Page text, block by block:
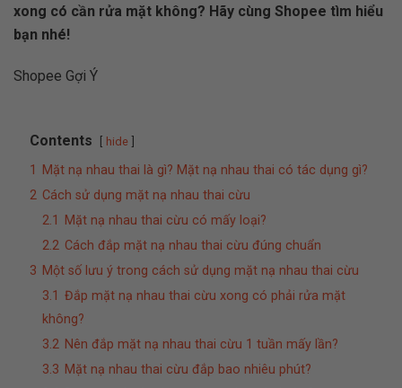
xong có cần rửa mặt không? Hãy cùng Shopee tìm hiểu
bạn nhé!
Shopee Gợi Ý
Contents hide
1
Mặt nạ nhau thai là gì? Mặt nạ nhau thai có tác dụng gì?
2 Cách sử dụng mặt nạ nhau thai cừu
2.1
Mặt nạ nhau thai cừu có mấy loại?
2.2 Cách đắp mặt nạ nhau thai cừu đúng chuẩn
3 Một số lưu ý trong cách sử dụng mặt nạ nhau thai cừu
3.1 Đắp mặt nạ nhau thai cừu xong có phải rửa mặt
không?
3.2 Nên đắp mặt nạ nhau thai cừu 1 tuần mấy lần?
3.3 Mặt nạ nhau thai cừu đắp bao nhiêu phút?